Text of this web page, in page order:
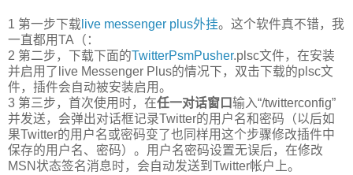
1 第一步下载 live messenger plus外挂。这个软件真不错，我
一直都用TA（：
2 第二步，下载下面的TwitterPsmPusher.plsc文件，在安装
并启用了live Messenger Plus的情况下，双击下载的plsc文
件，插件会自动被安装启用。
3 第三步，首次使用时，在任一对话窗口输入“/twitterconfig”
并发送，会弹出对话框记录Twitter的用户名和密码（以后如
果Twitter的用户名或密码变了也同样用这个步骤修改插件中
保存的用户名、密码）。用户名密码设置无误后，在修改
MSN状态签名消息时，会自动发送到Twitter帐户上。